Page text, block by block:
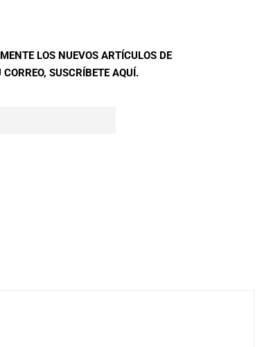
LOS NUEVOS ARTÍCULOS DE
SUSCRÍBETE AQUÍ.